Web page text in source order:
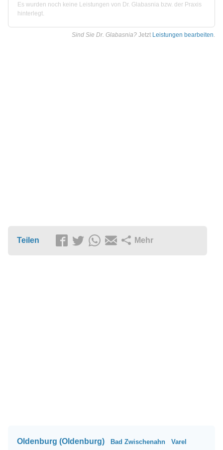
Es wurden noch keine Leistungen von Dr. Glabasnia bzw. der Praxis
hinterlegt.
Sind Sie Dr. Glabasnia? Jetzt Leistungen bearbeiten.
Teilen Mehr
Oldenburg (Oldenburg) Bad Zwischenahn Varel